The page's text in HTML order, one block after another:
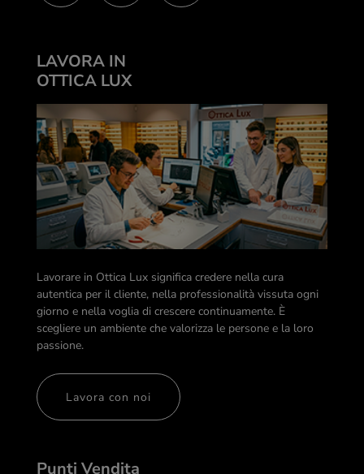
Punti Vendita
LAVORA IN
OTTICA LUX
Lavorare in Ottica Lux significa credere nella cura
autentica per il cliente, nella professionalità vissuta ogni
giorno e nella voglia di crescere continuamente. È
scegliere un ambiente che valorizza le persone e la loro
passione.
Lavora con noi